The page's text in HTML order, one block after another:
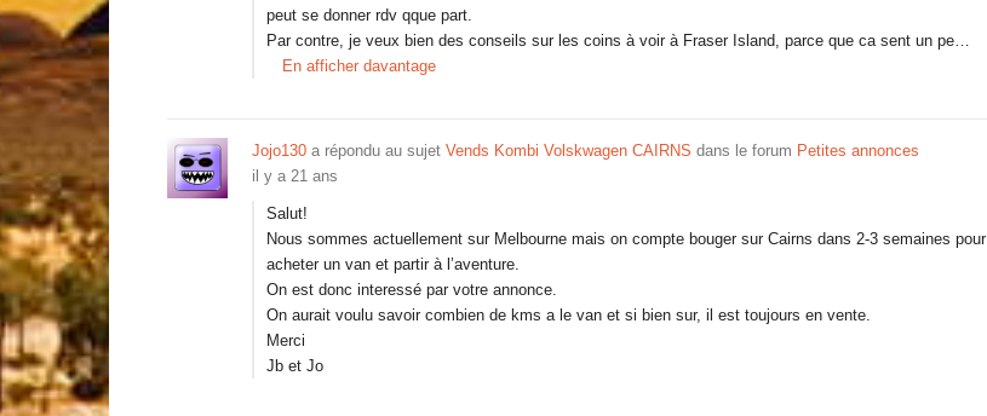
peut se donner rdv qque part.
Par contre, je veux bien des conseils sur les coins à voir à Fraser Island, parce que ca sent un pe…
En afficher davantage
Jojo130 a répondu au sujet Vends Kombi Volskwagen CAIRNS dans le forum Petites annonces
il y a 21 ans
Salut!
Nous sommes actuellement sur Melbourne mais on compte bouger sur Cairns dans 2-3 semaines pour
acheter un van et partir à l’aventure.
On est donc interessé par votre annonce.
On aurait voulu savoir combien de kms a le van et si bien sur, il est toujours en vente.
Merci
Jb et Jo